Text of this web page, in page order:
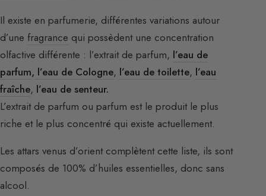
Il existe en parfumerie, différentes variations autour
d’une fragrance qui possèdent une concentration
olfactive différente : l’extrait de parfum, l’eau de
parfum, l’eau de Cologne, l’eau de toilette, l’eau
fraîche, l’eau de senteur.
L’extrait de parfum ou parfum est le produit le plus
riche et le plus concentré qui existe actuellement.
Les attars venus d’orient complètent cette liste, ils sont
composés de 100% d’huiles essentielles, donc sans
alcool.